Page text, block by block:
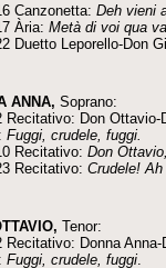
Canzonetta: Deh vieni
Ària: Metà di voi qua
Duetto Leporello-Don
ANNA, Soprano:
Recitativo: Don
Fuggi, crudele, fuggi.
Recitativo: Don
Recitativo: Crudele!
Tenor:
Recitativo: Donna
Fuggi, crudele, fuggi